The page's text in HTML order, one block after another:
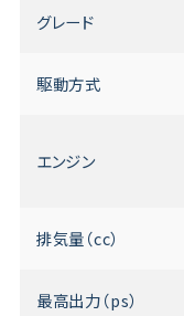
グレード
駆動方式
エンジン
排気量（cc）
最高出力（ps）